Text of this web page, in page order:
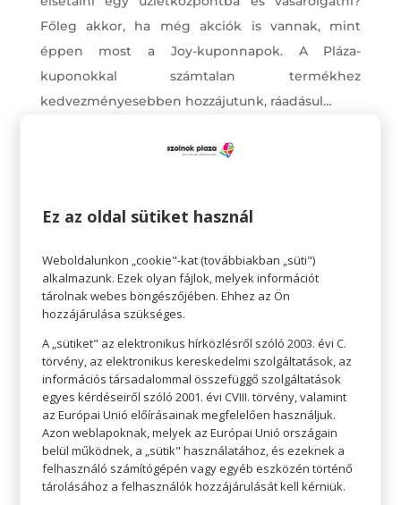
Főleg akkor, ha még akciók is vannak, mint
éppen most a Joy-kuponnapok. A Pláza-
kuponokkal számtalan termékhez
kedvezményesebben hozzájutunk, ráadásul…
Azonnal megkapjuk a terméket
Bizony, ez nagyon nem mellékes szempont.
Annak ellenére, hogy a legtöbb online áruház
keményen dolgozik azon, hogy a kiszállítás idejét
megrövidítse, nagyon kevés – ha egyáltalán van
Ez az oldal sütiket használ
Weboldalunkon „cookie"-kat (továbbiakban „süti")
alkalmazunk. Ezek olyan fájlok, melyek információt
tárolnak webes böngészőjében. Ehhez az Ön
hozzájárulása szükséges.
A „sütiket" az elektronikus hírközlésről szóló 2003. évi C.
törvény, az elektronikus kereskedelmi szolgáltatások, az
információs társadalommal összefüggő szolgáltatások
egyes kérdéseiről szóló 2001. évi CVIII. törvény, valamint
az Európai Unió előírásainak megfelelően használjuk.
Azon weblapoknak, melyek az Európai Unió országain
belül működnek, a „sütik" használatához, és ezeknek a
felhasználó számítógépén vagy egyéb eszközén történő
tárolásához a felhasználók hozzájárulását kell kérniük.